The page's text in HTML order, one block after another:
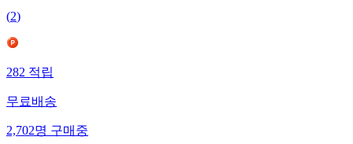
(2)
282적립
무료배송
2,702명구매중